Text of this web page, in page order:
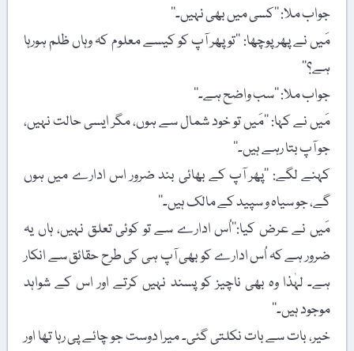
جواب ملا: ’’کسی میں بھی نہیں۔‘‘
مَیں نے پھر پوچھا: ’’تو پھر آپ کو کیسے معلوم کہ وہاں ظلم ہورہا
ہے؟‘‘
جواب ملا: ’’سب واضح ہے۔‘‘
مَیں نے کہا: ’’مَیں تو خود شمال سے ہوں، مگر ایسی حالت نہیں،
جو آپ بتا رہے ہیں۔‘‘
کہنے لگے: ’’پھر آپ کے بھائی بند ضرور اس ادارے میں ہوں
گے، جو سیاہ و سپید کے مالک ہیں۔‘‘
مَیں نے عرض کیا:’’اُس ادارے سے تو کوئی تعلق نہیں، ہاں یہ
ضرور ہے کہ اُس ادارے کو بھی آپ ہی کی طرح حقائق سے انکار
ہے۔ لہٰذا وہ بھی ناچیز کو پسند نہیں کرتے اور اس کے شواہد
موجود ہیں۔‘‘
خیر، بات سے بات نکلتی گئی۔ میرا دوست جو چائے پی رہا تھا اور